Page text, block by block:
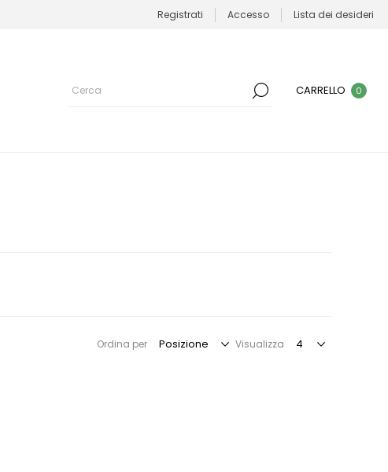
Registrati Accesso Lista dei desideri
CARRELLO 0
Ordina per Visualizza